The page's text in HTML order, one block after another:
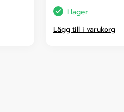
I lager
Lägg till i varukorg